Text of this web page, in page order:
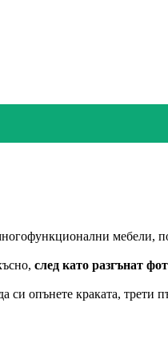
мебели,
след като разгънат
опънете краката, трети